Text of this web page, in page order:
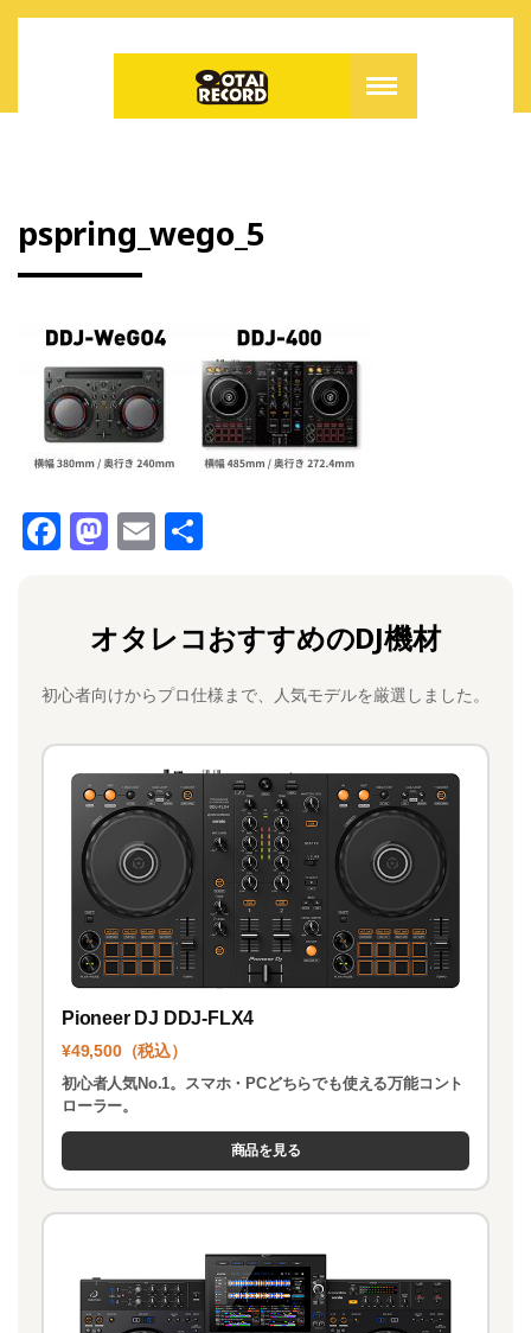
pspring_wego_5
F
b
o
o
k
M
o
d
o
n
E
l
オタレコおすすめのDJ機材
初心者向けからプロ仕様まで、人気モデルを厳選しました。
Pioneer DJ DDJ-FLX4
¥49,500（税込）
初心者人気No.1。スマホ・PCどちらでも使える万能コント
ローラー。
商品を見る